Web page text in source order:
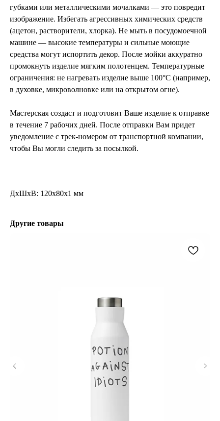
губками или металлическими мочалками — это повредит
изображение. Избегать агрессивных химических средств
(ацетон, растворители, хлорка). Не мыть в посудомоечной
машине — высокие температуры и сильные моющие
средства могут испортить декор. После мойки аккуратно
промокнуть изделие мягким полотенцем. Температурные
ограничения: не нагревать изделие выше 100°C (например,
в духовке, микроволновке или на открытом огне).
Мастерская создаст и подготовит Ваше изделие к отправке
в течение 7 рабочих дней. После отправки Вам придет
уведомление с трек-номером от транспортной компании,
чтобы Вы могли следить за посылкой.
ДxШxВ: 120x80x1 мм
Другие товары